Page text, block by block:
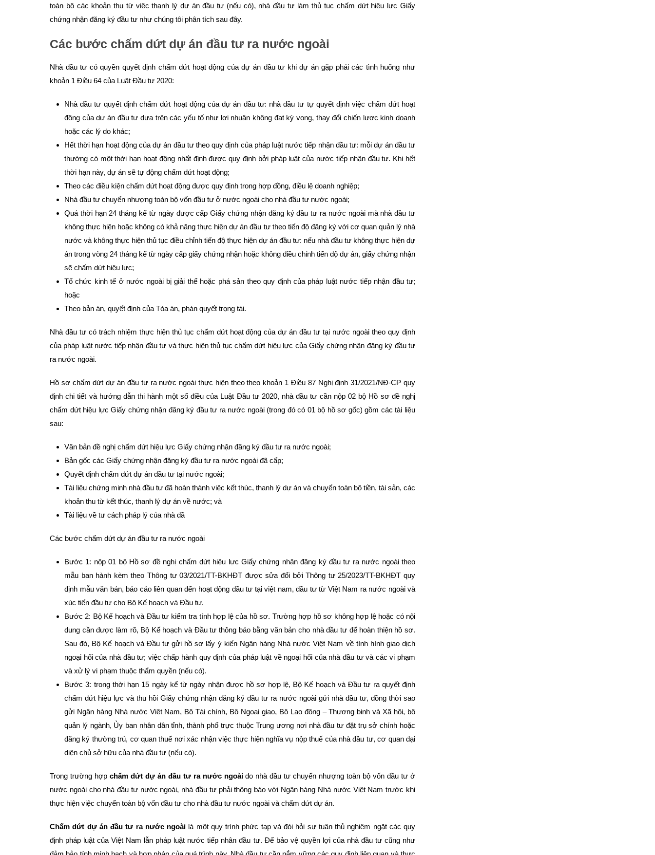
toàn bộ các khoản thu từ việc thanh lý dự án đầu tư (nếu có), nhà đầu tư làm thủ tục chấm dứt hiệu lực Giấy
chứng nhận đăng ký đầu tư như chúng tôi phân tích sau đây.
Các bước chấm dứt dự án đầu tư ra nước ngoài
Nhà đầu tư có quyền quyết định chấm dứt hoạt động của dự án đầu tư khi dự án gặp phải các tình huống như
khoản 1 Điều 64 của Luật Đầu tư 2020:
Nhà đầu tư quyết định chấm dứt hoạt động của dự án đầu tư: nhà đầu tư tự quyết định việc chấm dứt hoạt
động của dự án đầu tư dựa trên các yếu tố như lợi nhuận không đạt kỳ vọng, thay đổi chiến lược kinh doanh
hoặc các lý do khác;
Hết thời hạn hoạt động của dự án đầu tư theo quy định của pháp luật nước tiếp nhận đầu tư: mỗi dự án đầu tư
thường có một thời hạn hoạt động nhất định được quy định bởi pháp luật của nước tiếp nhận đầu tư. Khi hết
thời hạn này, dự án sẽ tự động chấm dứt hoạt động;
Theo các điều kiện chấm dứt hoạt động được quy định trong hợp đồng, điều lệ doanh nghiệp;
Nhà đầu tư chuyển nhượng toàn bộ vốn đầu tư ở nước ngoài cho nhà đầu tư nước ngoài;
Quá thời hạn 24 tháng kể từ ngày được cấp Giấy chứng nhận đăng ký đầu tư ra nước ngoài mà nhà đầu tư
không thực hiện hoặc không có khả năng thực hiện dự án đầu tư theo tiến độ đăng ký với cơ quan quản lý nhà
nước và không thực hiện thủ tục điều chỉnh tiến độ thực hiện dự án đầu tư: nếu nhà đầu tư không thực hiện dự
án trong vòng 24 tháng kể từ ngày cấp giấy chứng nhận hoặc không điều chỉnh tiến độ dự án, giấy chứng nhận
sẽ chấm dứt hiệu lực;
Tổ chức kinh tế ở nước ngoài bị giải thể hoặc phá sản theo quy định của pháp luật nước tiếp nhận đầu tư;
hoặc
Theo bản án, quyết định của Tòa án, phán quyết trọng tài.
Nhà đầu tư có trách nhiệm thực hiện thủ tục chấm dứt hoạt động của dự án đầu tư tại nước ngoài theo quy định
của pháp luật nước tiếp nhận đầu tư và thực hiện thủ tục chấm dứt hiệu lực của Giấy chứng nhận đăng ký đầu tư
ra nước ngoài.
Hồ sơ chấm dứt dự án đầu tư ra nước ngoài thực hiện theo theo khoản 1 Điều 87 Nghị định 31/2021/NĐ-CP quy
định chi tiết và hướng dẫn thi hành một số điều của Luật Đầu tư 2020, nhà đầu tư cần nộp 02 bộ Hồ sơ đề nghị
chấm dứt hiệu lực Giấy chứng nhận đăng ký đầu tư ra nước ngoài (trong đó có 01 bộ hồ sơ gốc) gồm các tài liệu
sau:
Văn bản đề nghị chấm dứt hiệu lực Giấy chứng nhận đăng ký đầu tư ra nước ngoài;
Bản gốc các Giấy chứng nhận đăng ký đầu tư ra nước ngoài đã cấp;
Quyết định chấm dứt dự án đầu tư tại nước ngoài;
Tài liệu chứng minh nhà đầu tư đã hoàn thành việc kết thúc, thanh lý dự án và chuyển toàn bộ tiền, tài sản, các
khoản thu từ kết thúc, thanh lý dự án về nước; và
Tài liệu về tư cách pháp lý của nhà đầ
Các bước chấm dứt dự án đầu tư ra nước ngoài
Bước 1: nộp 01 bộ Hồ sơ đề nghị chấm dứt hiệu lực Giấy chứng nhận đăng ký đầu tư ra nước ngoài theo
mẫu ban hành kèm theo Thông tư 03/2021/TT-BKHĐT được sửa đổi bởi Thông tư 25/2023/TT-BKHĐT quy
định mẫu văn bản, báo cáo liên quan đến hoạt động đầu tư tại việt nam, đầu tư từ Việt Nam ra nước ngoài và
xúc tiến đầu tư cho Bộ Kế hoạch và Đầu tư.
Bước 2: Bộ Kế hoạch và Đầu tư kiểm tra tính hợp lệ của hồ sơ. Trường hợp hồ sơ không hợp lệ hoặc có nội
dung cần được làm rõ, Bộ Kế hoạch và Đầu tư thông báo bằng văn bản cho nhà đầu tư để hoàn thiện hồ sơ.
Sau đó, Bộ Kế hoạch và Đầu tư gửi hồ sơ lấy ý kiến Ngân hàng Nhà nước Việt Nam về tình hình giao dịch
ngoại hối của nhà đầu tư; việc chấp hành quy định của pháp luật về ngoại hối của nhà đầu tư và các vi phạm
và xử lý vi phạm thuộc thẩm quyền (nếu có).
Bước 3: trong thời hạn 15 ngày kể từ ngày nhận được hồ sơ hợp lệ, Bộ Kế hoạch và Đầu tư ra quyết định
chấm dứt hiệu lực và thu hồi Giấy chứng nhận đăng ký đầu tư ra nước ngoài gửi nhà đầu tư, đồng thời sao
gửi Ngân hàng Nhà nước Việt Nam, Bộ Tài chính, Bộ Ngoại giao, Bộ Lao động – Thương binh và Xã hội, bộ
quản lý ngành, Ủy ban nhân dân tỉnh, thành phố trực thuộc Trung ương nơi nhà đầu tư đặt trụ sở chính hoặc
đăng ký thường trú, cơ quan thuế nơi xác nhận việc thực hiện nghĩa vụ nộp thuế của nhà đầu tư, cơ quan đại
diện chủ sở hữu của nhà đầu tư (nếu có).
Trong trường hợp chấm dứt dự án đầu tư ra nước ngoàido nhà đầu tư chuyển nhượng toàn bộ vốn đầu tư ở
nước ngoài cho nhà đầu tư nước ngoài, nhà đầu tư phải thông báo với Ngân hàng Nhà nước Việt Nam trước khi
thực hiện việc chuyển toàn bộ vốn đầu tư cho nhà đầu tư nước ngoài và chấm dứt dự án.
Chấm dứt dự án đầu tư ra nước ngoài là một quy trình phức tạp và đòi hỏi sự tuân thủ nghiêm ngặt các quy
định pháp luật của Việt Nam lẫn pháp luật nước tiếp nhân đầu tư. Để bảo vệ quyền lợi của nhà đầu tư cũng như